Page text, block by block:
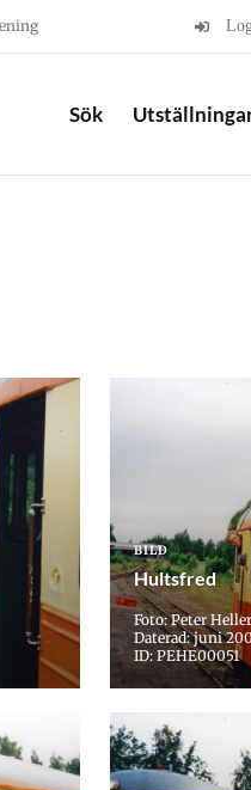
Sök
BILD
Hultsfred
Foto: Peter Heller
Daterad: juni
ID: PEHE00051